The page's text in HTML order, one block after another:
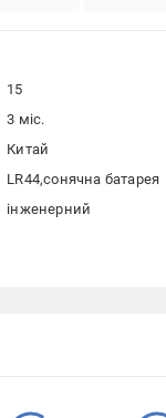
15
3 міс.
Китай
LR44 сонячна батарея
інженерний